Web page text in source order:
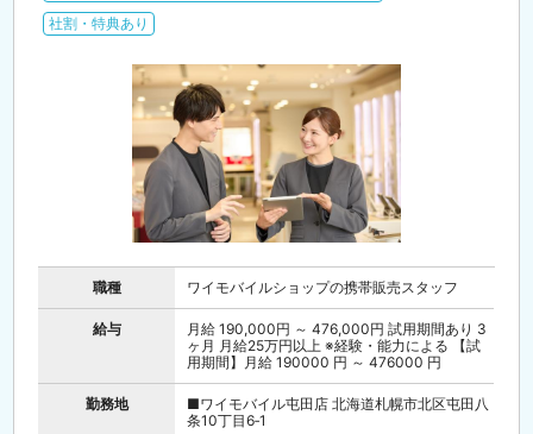
社割・特典あり
職種 ワイモバイルショップの携帯販売スタッフ
給与
月給 190,000円 ～ 476,000円 試用期間あり 3
ヶ月 月給25万円以上 ※経験・能力による 【試
用期間】月給 190000 円 ～ 476000 円
勤務地
■ワイモバイル屯田店 北海道札幌市北区屯田八
条10丁目6‐1